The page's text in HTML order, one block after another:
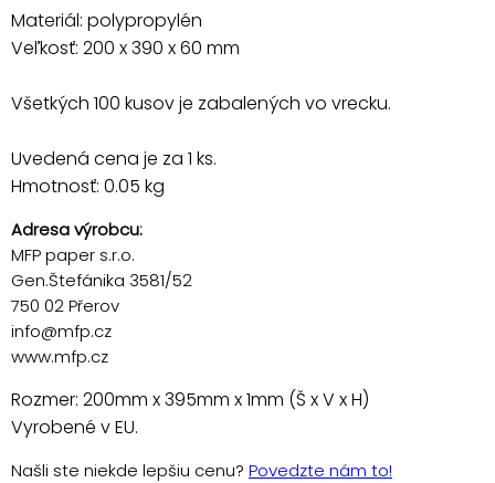
Materiál: polypropylén
Veľkosť: 200 x 390 x 60 mm
Všetkých 100 kusov je zabalených vo vrecku.
Uvedená cena je za 1 ks.
Hmotnosť: 0.05 kg
Adresa výrobcu:
MFP paper s.r.o.
Gen.Štefánika 3581/52
750 02 Přerov
info@mfp.cz
www.mfp.cz
Rozmer: 200mm x 395mm x 1mm (Š x V x H)
Vyrobené v EU.
Našli ste niekde lepšiu cenu? Povedzte nám to!